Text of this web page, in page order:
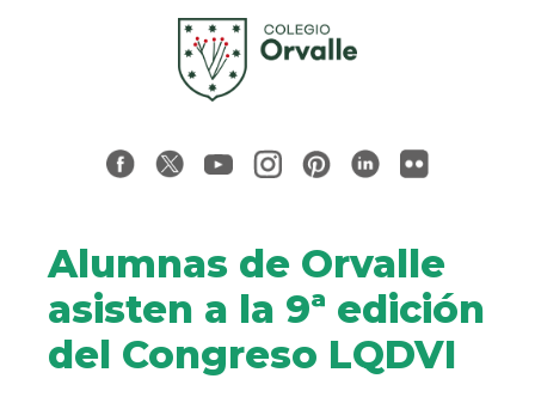
Alumnas de Orvalle
asisten a la 9ª edición
del Congreso LQDVI